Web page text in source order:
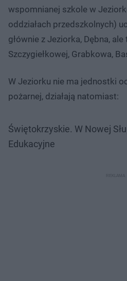
wspomnianej szkole w
oddziałach przedszkolnych)
głównie z Jeziorka, Dębna, ale
Szczygiełkowej, Grabkowa,
W Jeziorku nie ma jednostki
pożarnej, działają natomiast:
Świętokrzyskie. W Nowej
Edukacyjne